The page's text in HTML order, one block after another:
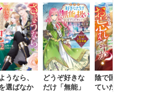
うなら、
選ばなか
どうぞ好きな
だけ「無能」
陰で国を支え
ていたのは私